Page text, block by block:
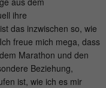
ihre
das inzwischen so, wie
freue mich mega, dass
Marathon und den
Beziehung,
ist, wie ich es mir
of visits,
on the website and